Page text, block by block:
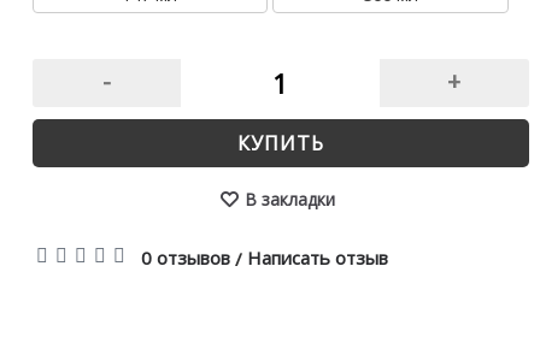
- +
КУПИТЬ
В закладки
0 отзывов/ Написать отзыв